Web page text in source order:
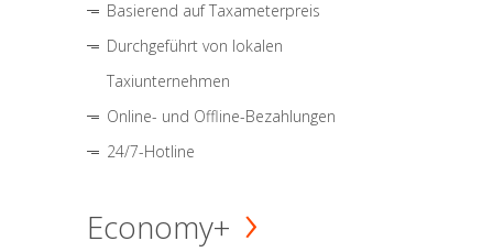
Basierend auf Taxameterpreis
Durchgeführt von lokalen
Taxiunternehmen
Online- und Offline-Bezahlungen
24/7-Hotline
Economy+